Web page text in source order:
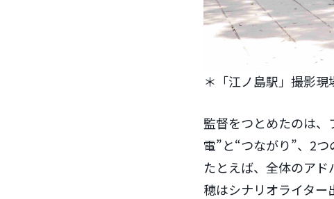
＊「江ノ島駅」撮影現
監督をつとめたのは
電”と“つながり”、2
たとえば、全体のア
穂はシナリオライタ